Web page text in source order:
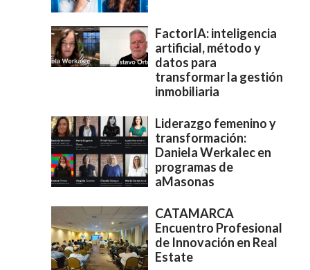
FactorIA: inteligencia
artificial, método y
datos para
transformar la gestión
inmobiliaria
Liderazgo femenino y
transformación:
Daniela Werkalec en
programas de
aMasonas
CATAMARCA
Encuentro Profesional
de Innovación en Real
Estate